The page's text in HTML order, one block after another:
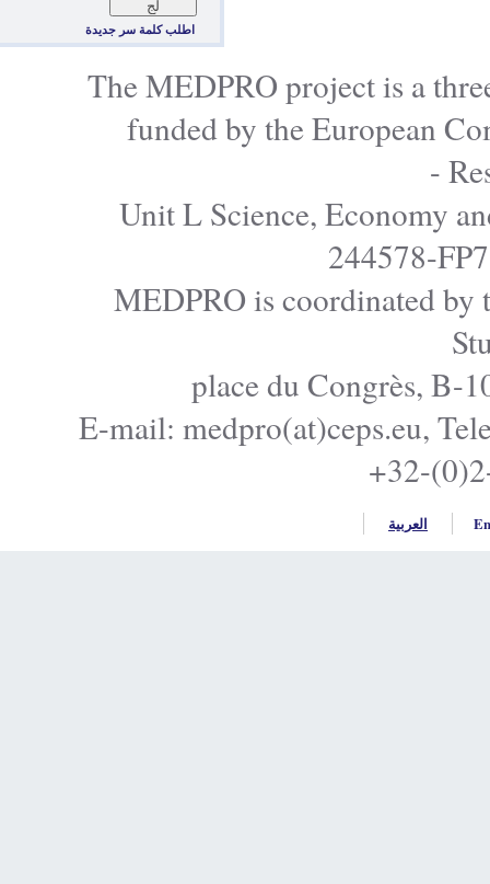
اطلب كلمة سر جديدة
The MEDPRO project is
funded by the
Unit L Science,
MEDPRO is
E-mail: